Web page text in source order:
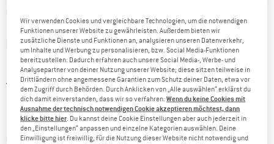
ich beim Klettern Probleme bekomme. Zunächst aber muss ich
35 kg Material, Wasser und Verpflegungüber steiles, wegloses
Gelände zum Einstieg wuchten.
Vor über 15 Jahren habe ich einSolo-Sicherungssystem
ausgetüftelt, um mich bei Alleingängen sichern zu können.
Nach meiner Solobegehung des „Weg durch den Fisch“ im
Sommer 2007 habe ich es aber praktisch nicht mehr angerührt.
Wir verwenden Cookies und vergleichbare Technologien, um die notwendigen
Funktionen unserer Website zu gewährleisten. Außerdem bieten wir
zusätzliche Dienste und Funktionen an, analysieren unseren Datenverkehr,
um Inhalte und Werbung zu personalisieren, bzw. Social Media-Funktionen
bereitzustellen. Dadurch erfahren auch unsere Social Media-, Werbe- und
Analysepartner von deiner Nutzung unserer Website; diese sitzen teilweise in
Drittländern ohne angemessene Garantien zum Schutz deiner Daten, etwa vor
dem Zugriff durch Behörden. Durch Anklicken von „Alle auswählen“ erklärst du
dich damit einverstanden, dass wir so verfahren.Wenn du keine Cookies mit
Ausnahme der technisch notwendigen Cookie akzeptieren möchtest, dann
klicke bitte hier . Du kannst deine Cookie Einstellungen aber auch jederzeit in
den „Einstellungen“ anpassen und einzelne Kategorien auswählen. Deine
Einwilligung ist freiwillig, für die Nutzung dieser Website nicht notwendig und